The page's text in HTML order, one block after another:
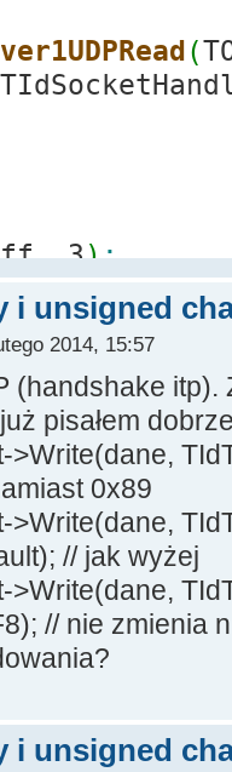
(
3);
;
>Add(s);
=s+ " "
i<s.Length ()
];
+ "{"+
i unsigned
2014, 15:57
(handshake itp).
pisałem
>Write(dane,
0x89
>Write(dane,
// jak wyżej
>Write(dane,
// nie zmienia
i unsigned